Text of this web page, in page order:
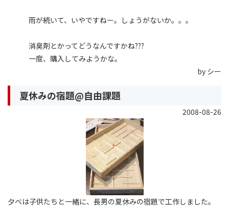
雨が続いて、いやですねー。しょうがないか。。。
消臭剤とかってどうなんですかね???
一度、購入してみようかな。
by シー
夏休みの宿題@自由課題
2008-08-26
夕べは子供たちと一緒に、長男の夏休みの宿題で工作しました。